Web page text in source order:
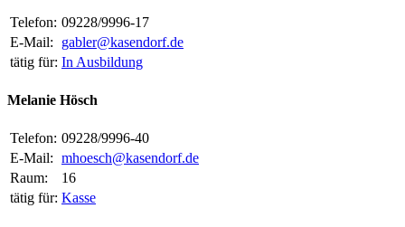
Telefon: 09228/9996-17
E-Mail:
gabler@kasendorf.de
tätig für: In Ausbildung
Melanie Hösch
Telefon: 09228/9996-40
E-Mail: mhoesch@kasendorf.de
Raum:
16
tätig für: Kasse